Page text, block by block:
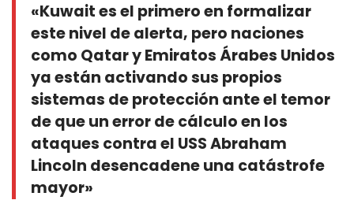
«Kuwait es el primero en formalizar
este nivel de alerta, pero naciones
como Qatar y Emiratos Árabes Unidos
ya están activando sus propios
sistemas de protección ante el temor
de que un error de cálculo en los
ataques contra el USS Abraham
Lincoln desencadene una catástrofe
mayor»